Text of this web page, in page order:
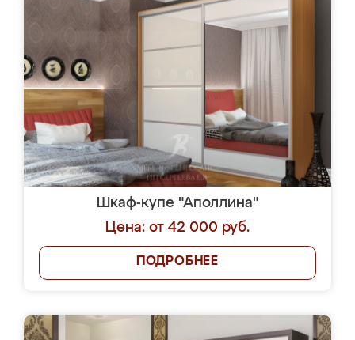
Шкаф-купе "Аполлина"
Цена: от 42 000 руб.
ПОДРОБНЕЕ